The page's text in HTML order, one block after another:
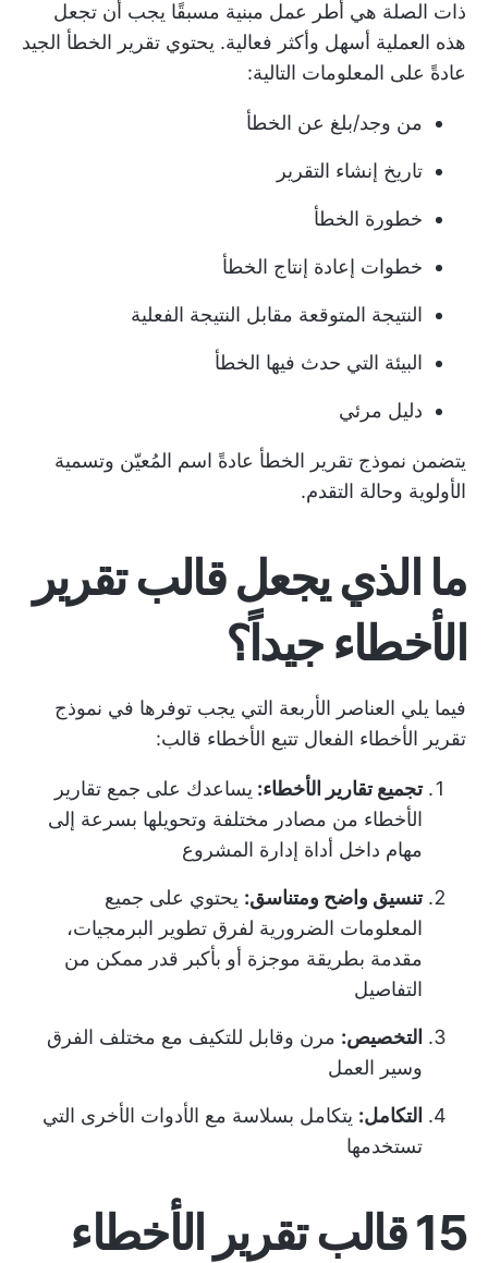
ذات الصلة هي أطر عمل مبنية مسبقًا يجب أن تجعل
هذه العملية أسهل وأكثر فعالية. يحتوي تقرير الخطأ الجيد
عادةً على المعلومات التالية:
من وجد/بلغ عن الخطأ
تاريخ إنشاء التقرير
خطورة الخطأ
خطوات إعادة إنتاج الخطأ
النتيجة المتوقعة مقابل النتيجة الفعلية
البيئة التي حدث فيها الخطأ
دليل مرئي
يتضمن نموذج تقرير الخطأ عادةً اسم المُعيّن وتسمية
الأولوية وحالة التقدم.
ما الذي يجعل قالب تقرير
الأخطاء جيداً؟
فيما يلي العناصر الأربعة التي يجب توفرها في نموذج
تقرير الأخطاء الفعال تتبع الأخطاء قالب:
تجميع تقارير الأخطاء: يساعدك على جمع تقارير
الأخطاء من مصادر مختلفة وتحويلها بسرعة إلى
مهام داخل أداة إدارة المشروع
تنسيق واضح ومتناسق: يحتوي على جميع
المعلومات الضرورية لفرق تطوير البرمجيات،
مقدمة بطريقة موجزة أو بأكبر قدر ممكن من
التفاصيل
التخصيص: مرن وقابل للتكيف مع مختلف الفرق
وسير العمل
التكامل: يتكامل بسلاسة مع الأدوات الأخرى التي
تستخدمها
15 قالب تقرير الأخطاء